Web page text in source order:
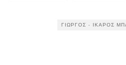
ΓΙΏΡΓΟΣ - ΊΚΑΡΟΣ